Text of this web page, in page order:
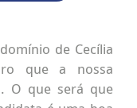
de Cecília
que a nossa
O que será que